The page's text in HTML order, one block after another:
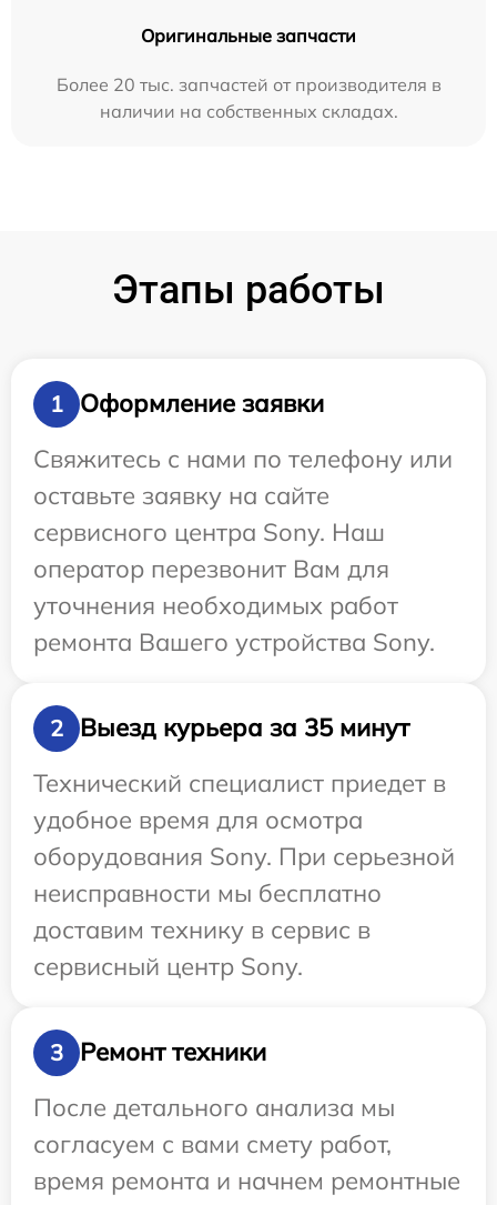
Оригинальные запчасти
Более 20 тыс. запчастей от производителя в
наличии на собственных складах.
Этапы работы
1
Оформление заявки
Свяжитесь с нами по телефону или
оставьте заявку на сайте
сервисного центра Sony. Наш
оператор перезвонит Вам для
уточнения необходимых работ
ремонта Вашего устройства Sony.
2
Выезд курьера за 35 минут
Технический специалист приедет в
удобное время для осмотра
оборудования Sony. При серьезной
неисправности мы бесплатно
доставим технику в сервис в
сервисный центр Sony.
3
Ремонт техники
После детального анализа мы
согласуем с вами смету работ,
время ремонта и начнем ремонтные